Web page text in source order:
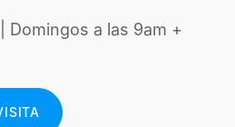
Domingos a las 9am +